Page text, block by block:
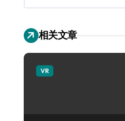
相关文章
VR